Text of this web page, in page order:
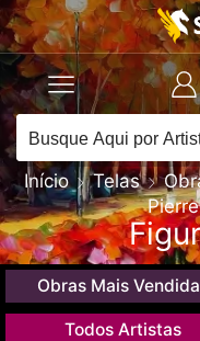
Início Telas
Obras Mais
Todos Artistas